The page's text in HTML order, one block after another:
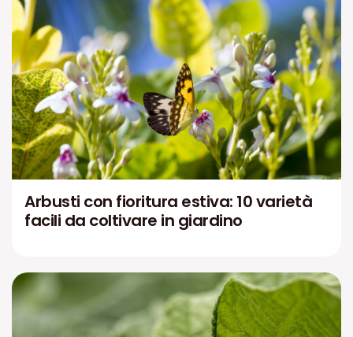
Arbusti con fioritura estiva: 10 varietà
facili da coltivare in giardino